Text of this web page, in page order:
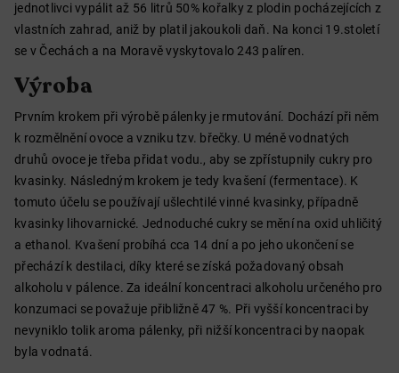
jednotlivci vypálit až 56 litrů 50% kořalky z plodin pocházejících z
vlastních zahrad, aniž by platil jakoukoli daň. Na konci 19.století
se v Čechách a na Moravě vyskytovalo 243 palíren.
Výroba
Prvním krokem při výrobě pálenky je rmutování. Dochází při něm
k rozmělnění ovoce a vzniku tzv. břečky. U méně vodnatých
druhů ovoce je třeba přidat vodu., aby se zpřístupnily cukry pro
kvasinky. Následným krokem je tedy kvašení (fermentace). K
tomuto účelu se používají ušlechtilé vinné kvasinky, případně
kvasinky lihovarnické. Jednoduché cukry se mění na oxid uhličitý
a ethanol. Kvašení probíhá cca 14 dní a po jeho ukončení se
přechází k destilaci, díky které se získá požadovaný obsah
alkoholu v pálence. Za ideální koncentraci alkoholu určeného pro
konzumaci se považuje přibližně 47 %. Při vyšší koncentraci by
nevyniklo tolik aroma pálenky, při nižší koncentraci by naopak
byla vodnatá.